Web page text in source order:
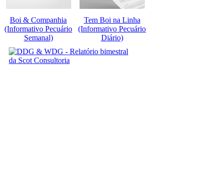
Boi & Companhia
(Informativo Pecuário
Semanal)
Tem Boi na Linha
(Informativo Pecuário
Diário)